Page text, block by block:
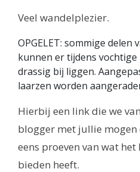
Veel wandelplezier.
OPGELET: sommige delen
kunnen er tijdens
drassig bij liggen.
laarzen worden
Hierbij een link die we
blogger met jullie mogen
eens proeven van wat
bieden heeft.